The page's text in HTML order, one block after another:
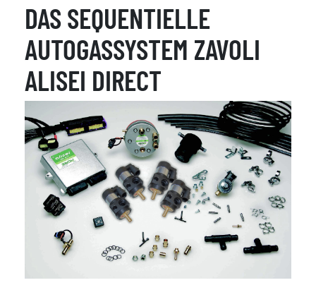
DAS SEQUENTIELLE
AUTOGASSYSTEM ZAVOLI
ALISEI DIRECT